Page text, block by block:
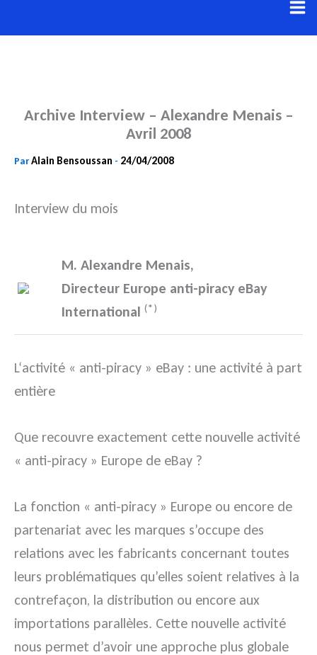
au
Archive Interview – Alexandre Menais –
Avril 2008
ParAlain Bensoussan - 24/04/2008
Interview du mois
M. Alexandre Menais,
Directeur Europe anti-piracy eBay
International (*)
L‘activité « anti-piracy » eBay : une activité à part
entière
Que recouvre exactement cette nouvelle activité
« anti-piracy » Europe de eBay ?
La fonction « anti-piracy » Europe ou encore de
partenariat avec les marques s’occupe des
relations avec les fabricants concernant toutes
leurs problématiques qu’elles soient relatives à la
contrefaçon, la distribution ou encore aux
importations parallèles. Cette nouvelle activité
nous permet d’avoir une approche plus globale